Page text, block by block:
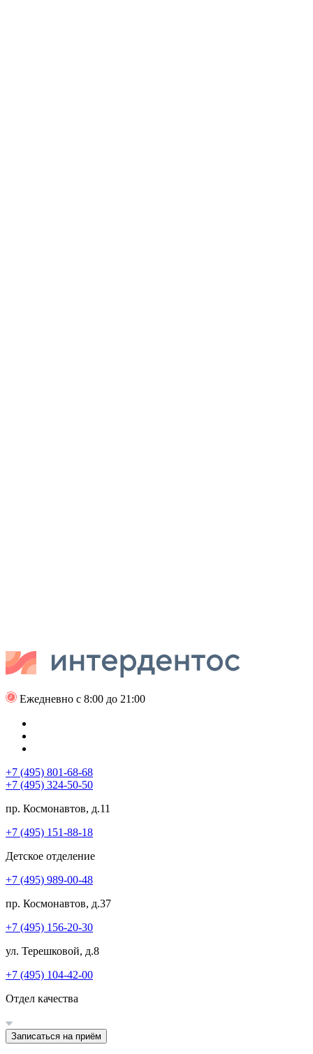
Ежедневно с 8:00 до 21:00
+7 (495) 801-68-68
+7 (495) 324-50-50
пр. Космонавтов, д.11
+7 (495) 151-88-18
Детское отделение
+7 (495) 989-00-48
пр. Космонавтов, д.37
+7 (495) 156-20-30
ул. Терешковой, д.8
+7 (495) 104-42-00
Отдел качества
Записаться на приём